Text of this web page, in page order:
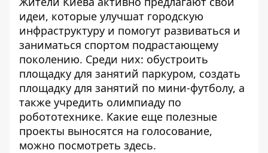
идеи, которые улучшат городскую
инфраструктуру и помогут развиваться и
заниматься спортом подрастающему
поколению. Среди них: обустроить
площадку для занятий паркуром, создать
площадку для занятий по мини-футболу, а
также учредить олимпиаду по
робототехнике. Какие еще полезные
проекты выносятся на голосование,
можно посмотреть здесь.